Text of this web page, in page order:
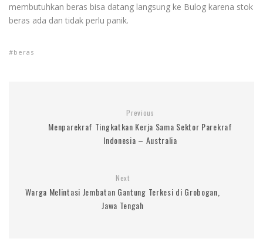
membutuhkan beras bisa datang langsung ke Bulog karena stok
beras ada dan tidak perlu panik.
beras
Previous
Menparekraf Tingkatkan Kerja Sama Sektor Parekraf
Indonesia – Australia
Next
Warga Melintasi Jembatan Gantung Terkesi di Grobogan,
Jawa Tengah